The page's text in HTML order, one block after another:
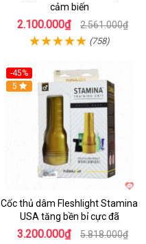
cảm biến
2.100.000₫ 2.561.000₫
(758)
-45%
Hot
5
Cốc thủ dâm Fleshlight Stamina
USA tăng bền bỉ cực đã
3.200.000₫ 5.818.000₫